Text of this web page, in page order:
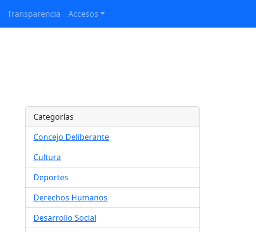
Transparencia Accesos
Categorías
Concejo Deliberante
Cultura
Deportes
Derechos Humanos
Desarrollo Social